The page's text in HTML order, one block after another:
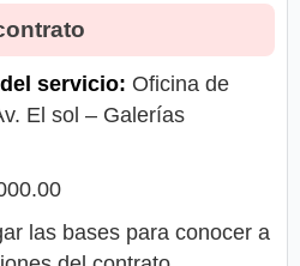
servicio: Oficina de
El sol – Galerías
las bases para conocer a